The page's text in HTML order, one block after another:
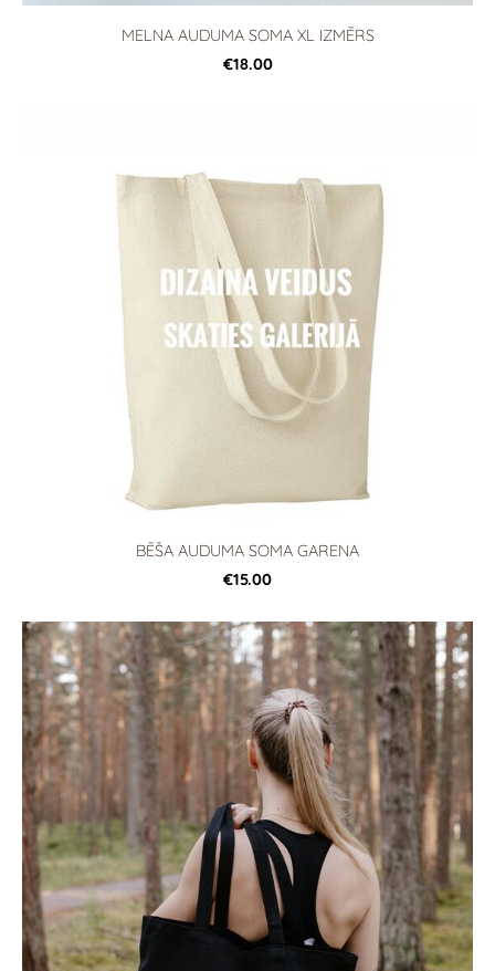
MELNA AUDUMA SOMA XL IZMĒRS
€18.00
BĒŠA AUDUMA SOMA GARENA
€15.00